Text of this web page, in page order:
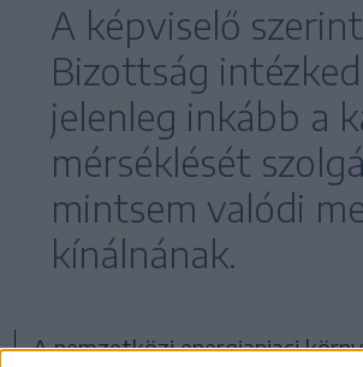
A képviselő
Bizottság
jelenleg inkább a
mérséklését
mintsem valódi
kínálnának.
A nemzetközi energiapiaci